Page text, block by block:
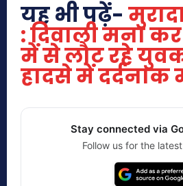
यह भी पढ़ें-
: दिवाली मना कर
में से लौट रहे
हादसे में दर्दनाक
Stay connected via
Follow us for the